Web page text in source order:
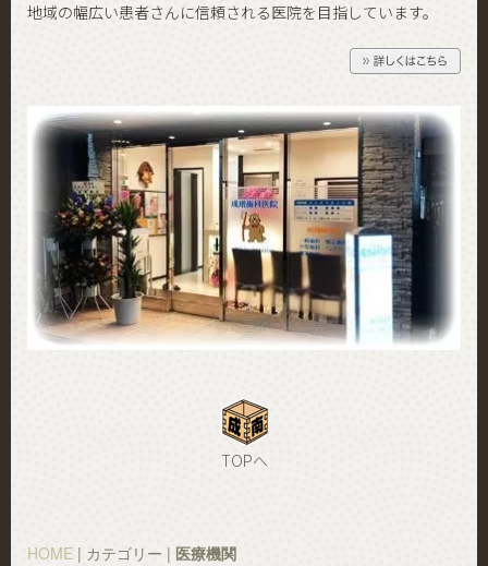
地域の幅広い患者さんに信頼される医院を目指しています。
TOPへ
HOME | カテゴリー | 医療機関